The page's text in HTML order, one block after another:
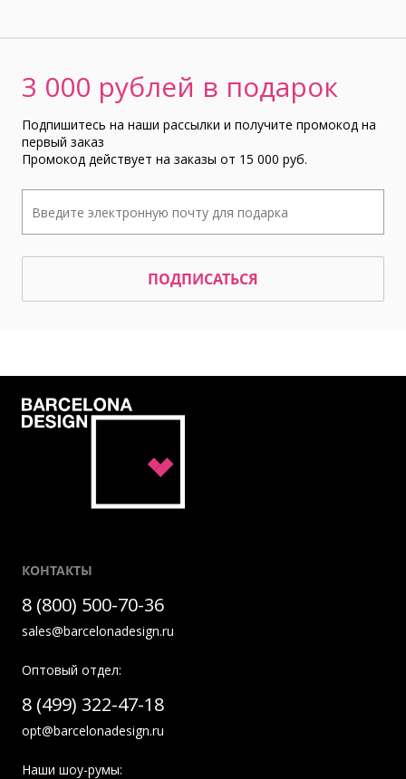
3 000 рублей в подарок
Подпишитесь на наши рассылки и получите промокод на
первый заказ
Промокод действует на заказы от 15 000 руб.
ПОДПИСАТЬСЯ
КОНТАКТЫ
8 (800) 500-70-36
sales@barcelonadesign.ru
Оптовый отдел:
8 (499) 322-47-18
opt@barcelonadesign.ru
Наши шоу-румы: